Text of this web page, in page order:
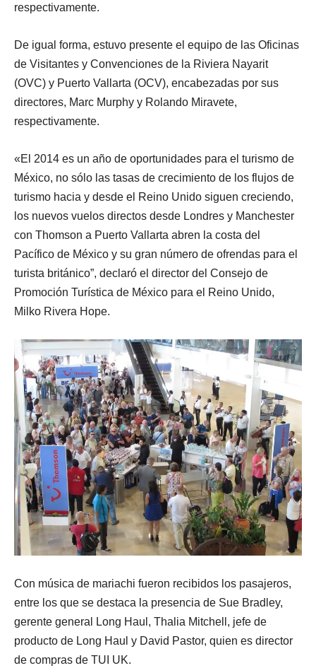
respectivamente.
De igual forma, estuvo presente el equipo de las Oficinas
de Visitantes y Convenciones de la Riviera Nayarit
(OVC) y Puerto Vallarta (OCV), encabezadas por sus
directores, Marc Murphy y Rolando Miravete,
respectivamente.
«El 2014 es un año de oportunidades para el turismo de
México, no sólo las tasas de crecimiento de los flujos de
turismo hacia y desde el Reino Unido siguen creciendo,
los nuevos vuelos directos desde Londres y Manchester
con Thomson a Puerto Vallarta abren la costa del
Pacífico de México y su gran número de ofrendas para el
turista británico”, declaró el director del Consejo de
Promoción Turística de México para el Reino Unido,
Milko Rivera Hope.
Con música de mariachi fueron recibidos los pasajeros,
entre los que se destaca la presencia de Sue Bradley,
gerente general Long Haul, Thalia Mitchell, jefe de
producto de Long Haul y David Pastor, quien es director
de compras de TUI UK.